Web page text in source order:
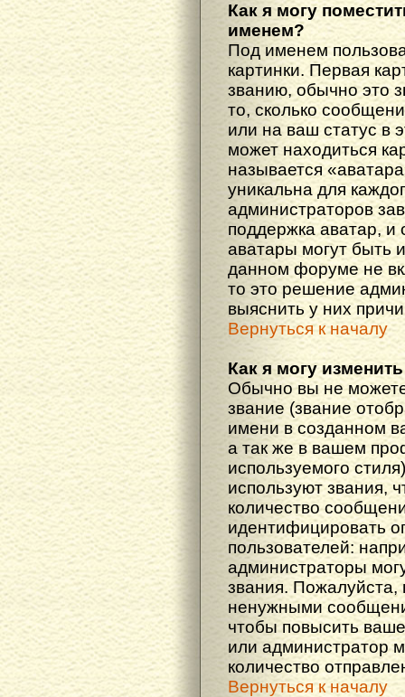
Как я могу
именем?
Под именем
картинки. Первая
званию, обычно это
то, сколько
или на ваш статус в
может находиться
называется
уникальна для
администраторов
поддержка аватар, и
аватары могут быть
данном форуме не
то это решение
выяснить у них
Вернуться к началу
Как я могу
Обычно вы не
звание (звание
имени в созданном
а так же в вашем
используемого
используют звания,
количество
идентифицировать
пользователей:
администраторы
звания.
ненужными
чтобы повысить
или администратор
количество
Вернуться к началу